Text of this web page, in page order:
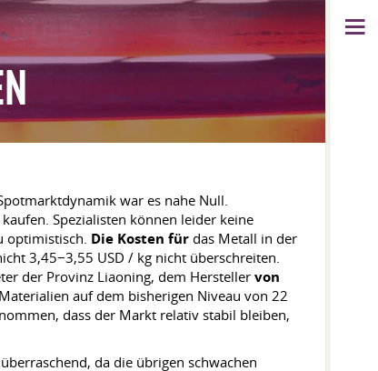
war es nahe Null.
Spezialisten können leider keine
optimistisch. Die Kosten für das Metall in der
3,45−3,55 USD / kg nicht überschreiten.
der Provinz Liaoning, dem Hersteller von
Materialien auf dem bisherigen Niveau von 22
dass der Markt relativ stabil bleiben,
da die übrigen schwachen